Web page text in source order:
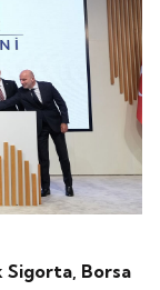
Sigorta, Borsa